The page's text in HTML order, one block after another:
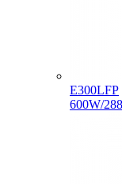
E300LFP
600W/